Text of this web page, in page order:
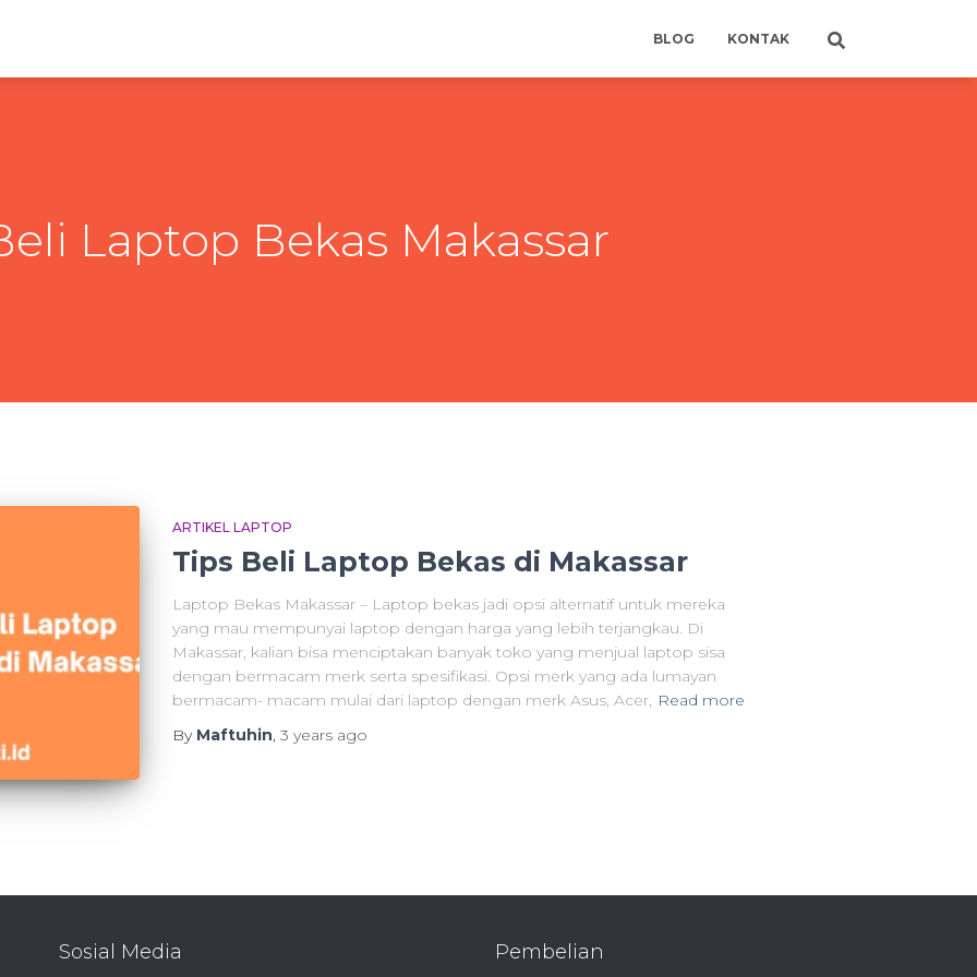
BLOG KONTAK
Laptop Bekas Makassar
ARTIKEL LAPTOP
Tips Beli Laptop Bekas di Makassar
Laptop Bekas Makassar – Laptop bekas jadi opsi alternatif untuk mereka
yang mau mempunyai laptop dengan harga yang lebih terjangkau. Di
Makassar, kalian bisa menciptakan banyak toko yang menjual laptop sisa
dengan bermacam merk serta spesifikasi. Opsi merk yang ada lumayan
bermacam- macam mulai dari laptop dengan merk Asus, Acer, Read more
By Maftuhin, 3 yearsago
Sosial Media Pembelian